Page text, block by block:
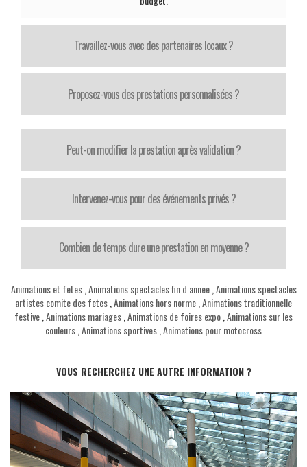
Travaillez-vous avec des partenaires locaux ?
Proposez-vous des prestations personnalisées ?
Peut-on modifier la prestation après validation ?
Intervenez-vous pour des événements privés ?
Combien de temps dure une prestation en moyenne ?
Animations et fetes, Animations spectacles fin d annee, Animations spectacles
artistes comite des fetes Animations hors norme Animations traditionnelle
festive Animations mariages Animations de foires expo Animations sur les
couleurs Animations sportives Animations pour motocross
VOUS RECHERCHEZ UNE AUTRE INFORMATION ?